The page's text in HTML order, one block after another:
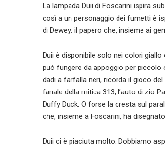
La lampada Duii di Foscarini ispira
così a un personaggio dei fumetti è
di Dewey: il papero che, insieme ai
Duii è disponibile solo nei colori
può fungere da appoggio per
dadi a farfalla neri, ricorda il gioco
fanale della mitica 313, l’auto di zio
Duffy Duck. O forse la cresta sul
che, insieme a Foscarini, ha
Duii ci è piaciuta molto. Dobbiamo